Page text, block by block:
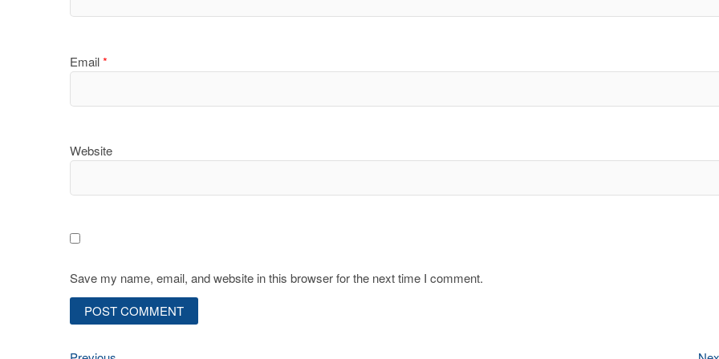
Email*
Website
Save my name, email, and website in this browser for the next time I comment.